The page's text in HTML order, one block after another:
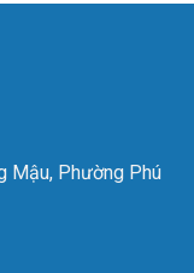
Mậu, Phường Phú